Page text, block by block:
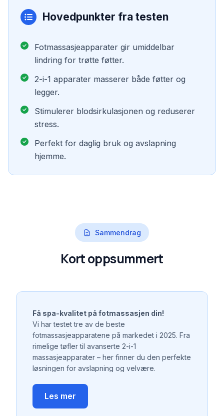
Hovedpunkter fra testen
Fotmassasjeapparater gir umiddelbar
lindring for trøtte føtter.
2-i-1 apparater masserer både føtter og
legger.
Stimulerer blodsirkulasjonen og reduserer
stress.
Perfekt for daglig bruk og avslapning
hjemme.
Sammendrag
Kort oppsummert
Få spa-kvalitet på fotmassasjen din!
Vi har testet tre av de beste
fotmassasjeapparatene på markedet i 2025. Fra
rimelige tøfler til avanserte 2-i-1
massasjeapparater – her finner du den perfekte
løsningen for avslapning og velvære.
Våre toppvalg:
Best i test:
Comforth FootCare Pro 2-i-1 –
Les mer